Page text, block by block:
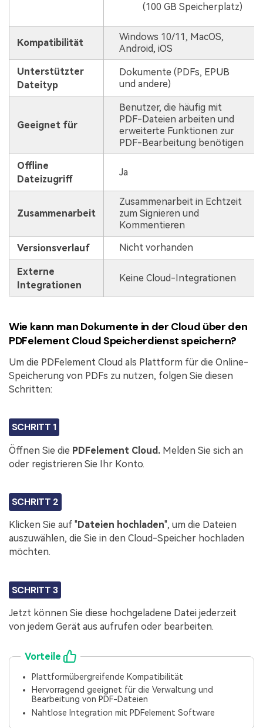
(100 GB Speicherplatz)
Kompatibilität
Windows 10/11, MacOS,
Android, iOS
Unterstützter
Dateityp
Dokumente (PDFs, EPUB
und andere)
Geeignet für
Benutzer, die häufig mit
PDF-Dateien arbeiten und
erweiterte Funktionen zur
PDF-Bearbeitung benötigen
Offline
Dateizugriff
Ja
Zusammenarbeit
Zusammenarbeit in Echtzeit
zum Signieren und
Kommentieren
Versionsverlauf Nicht vorhanden
Externe
Integrationen
Keine Cloud-Integrationen
Wie kann man Dokumente in der Cloud über den
PDFelement Cloud Speicherdienst speichern?
Um die PDFelement Cloud als Plattform für die Online-
Speicherung von PDFs zu nutzen, folgen Sie diesen
Schritten:
SCHRITT 1
Öffnen Sie die PDFelement Cloud. Melden Sie sich an
oder registrieren Sie Ihr Konto.
SCHRITT 2
Klicken Sie auf "Dateien hochladen", um die Dateien
auszuwählen, die Sie in den Cloud-Speicher hochladen
möchten.
SCHRITT 3
Jetzt können Sie diese hochgeladene Datei jederzeit
von jedem Gerät aus aufrufen oder bearbeiten.
Vorteile
Plattformübergreifende Kompatibilität
Hervorragend geeignet für die Verwaltung und
Bearbeitung von PDF-Dateien
Nahtlose Integration mit PDFelement Software